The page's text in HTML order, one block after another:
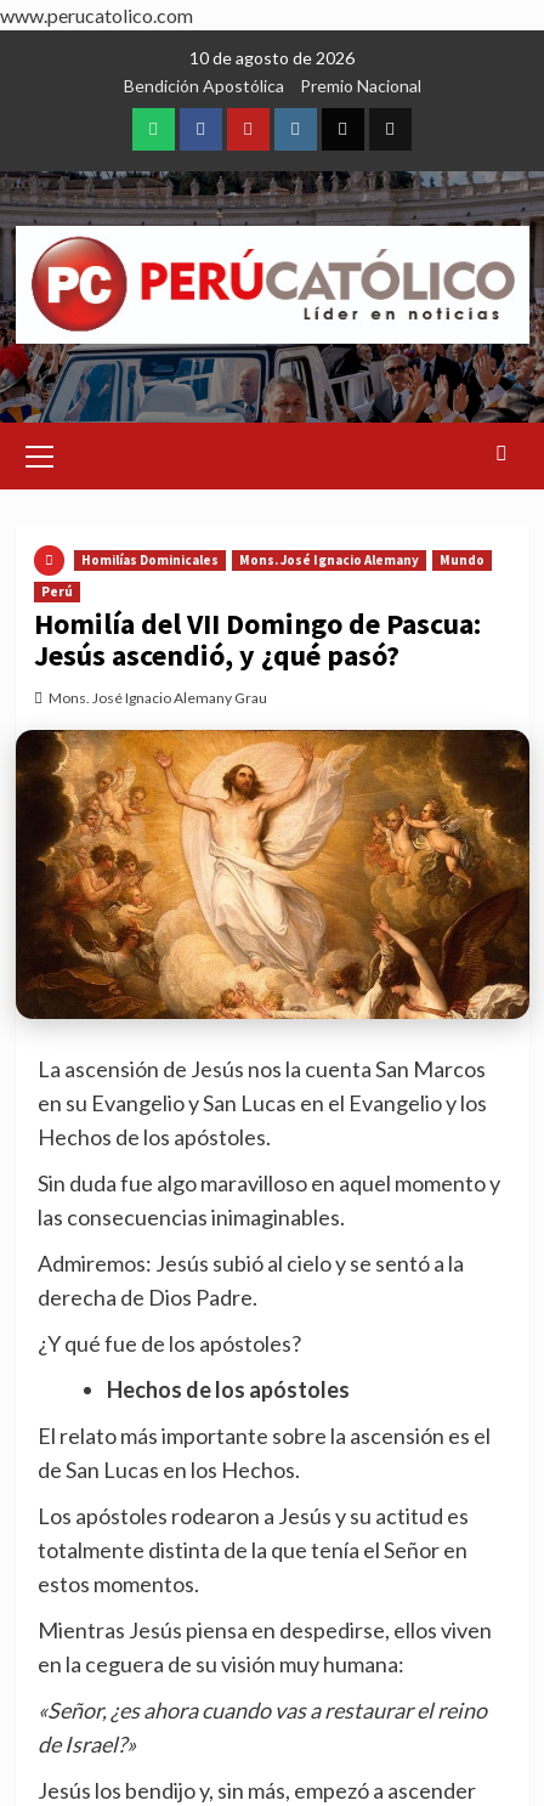
www.perucatolico.com
10 de agosto de 2026
Bendición Apostólica
Premio Nacional
WhatsAppFacebookYoutubeInstagram
X TikTok
Menu
Homilías Dominicales Mons. José Ignacio Alemany
Mundo
Perú
Homilía del VII Domingo de Pascua:
Jesús ascendió, y ¿qué pasó?
Mons. José Ignacio Alemany Grau
La ascensión de Jesús nos la cuenta San Marcos
en su Evangelio y San Lucas en el Evangelio y los
Hechos de los apóstoles.
Sin duda fue algo maravilloso en aquel momento y
las consecuencias inimaginables.
Admiremos: Jesús subió al cielo y se sentó a la
derecha de Dios Padre.
¿Y qué fue de los apóstoles?
Hechos de los apóstoles
El relato más importante sobre la ascensión es el
de San Lucas en los Hechos.
Los apóstoles rodearon a Jesús y su actitud es
totalmente distinta de la que tenía el Señor en
estos momentos.
Mientras Jesús piensa en despedirse, ellos viven
en la ceguera de su visión muy humana:
«Señor, ¿es ahora cuando vas a restaurar el reino
de Israel?»
Jesús los bendijo y, sin más, empezó a ascender